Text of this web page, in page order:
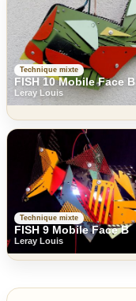
Technique mixte
FISH 10 Mobile Face B
Leray Louis
Technique mixte
FISH 9 Mobile Face B
Leray Louis